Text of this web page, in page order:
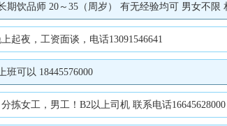
饮品师 20～35（周岁） 有无经验均可 男女不限
起夜，工资面谈，电话13091546641
可以 18445576000
拣女工，男工！B2以上司机 联系电话16645628000